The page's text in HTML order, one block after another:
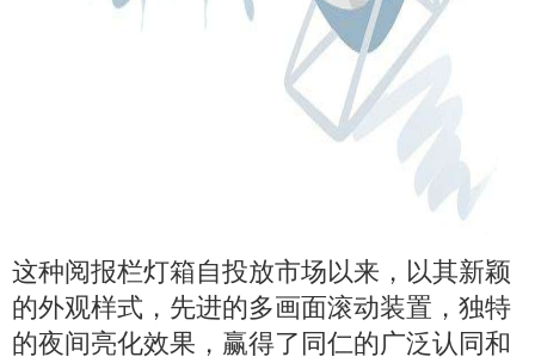
这种阅报栏灯箱自投放市场以来，以其新颖
的外观样式，先进的多画面滚动装置，独特
的夜间亮化效果，赢得了同仁的广泛认同和